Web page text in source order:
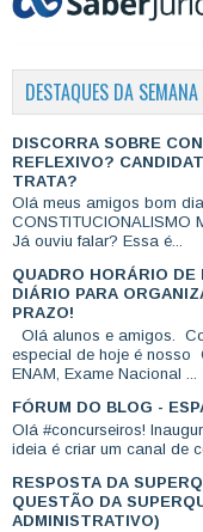
DESTAQUES DA SEMANA
DISCORRA SOBRE
REFLEXIVO?
TRATA?
Olá meus amigos bom
CONSTITUCIONALISMO
Já ouviu falar? Essa é...
QUADRO HORÁRIO DE
DIÁRIO PARA
PRAZO!
Olá alunos e amigos.
especial de hoje é nosso
ENAM, Exame Nacional ...
FÓRUM DO BLOG -
Olá #concurseiros!
ideia é criar um canal de
RESPOSTA DA
QUESTÃO DA
ADMINISTRATIVO)